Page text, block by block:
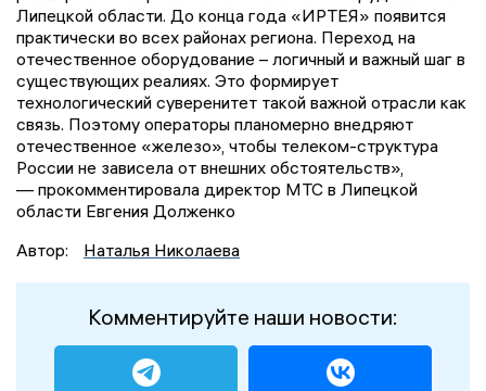
Липецкой области. До конца года «ИРТЕЯ» появится
практически во всех районах региона. Переход на
отечественное оборудование – логичный и важный шаг в
существующих реалиях. Это формирует
технологический суверенитет такой важной отрасли как
связь. Поэтому операторы планомерно внедряют
отечественное «железо», чтобы телеком-структура
России не зависела от внешних обстоятельств»,
— прокомментировала директор МТС в Липецкой
области Евгения Долженко
Автор:
Наталья Николаева
Комментируйте наши новости: